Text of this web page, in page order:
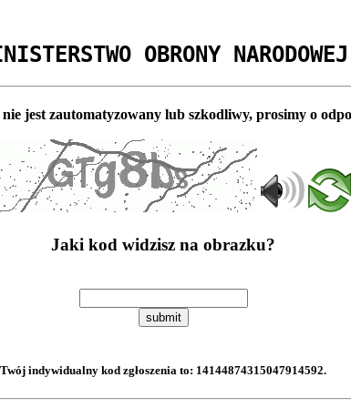
OBRONY NARODOWEJ
jest zautomatyzowany lub szkodliwy, prosimy o
Jaki kod widzisz na obrazku?
submit
Twój indywidualny kod zgłoszenia to: 14144874315047914592.